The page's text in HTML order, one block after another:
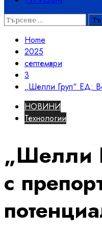
Търсене
Home
2025
септември
3
„Шелли Груп“ ЕД:
НОВИНИ
Технологии
„Шелли
с